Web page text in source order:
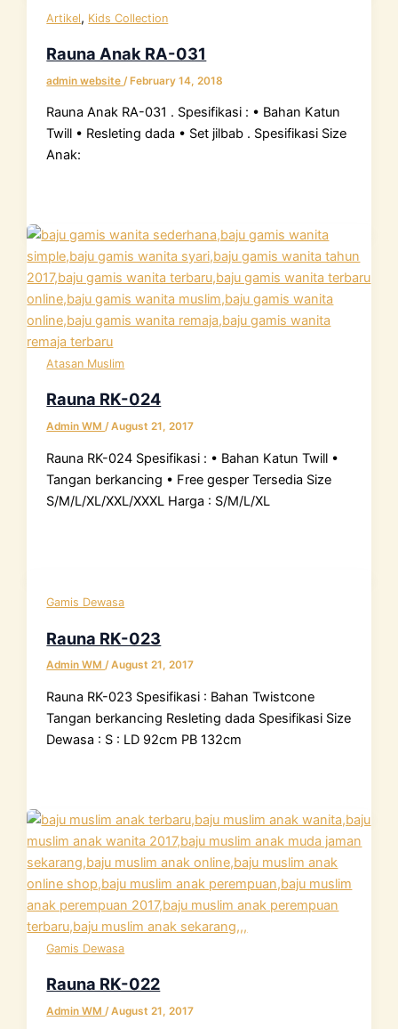
Artikel, Kids Collection
Rauna Anak RA-031
admin website/ February 14, 2018
Rauna Anak RA-031 . Spesifikasi : • Bahan Katun
Twill • Resleting dada • Set jilbab . Spesifikasi Size
Anak:
Atasan Muslim
Rauna RK-024
Admin WM/August 21, 2017
Rauna RK-024 Spesifikasi : • Bahan Katun Twill •
Tangan berkancing • Free gesper Tersedia Size
S/M/L/XL/XXL/XXXL Harga : S/M/L/XL
Gamis Dewasa
Rauna RK-023
Admin WM/August 21, 2017
Rauna RK-023 Spesifikasi : Bahan Twistcone
Tangan berkancing Resleting dada Spesifikasi Size
Dewasa : S : LD 92cm PB 132cm
Gamis Dewasa
Rauna RK-022
Admin WM /August 21, 2017